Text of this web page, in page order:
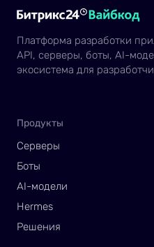
Платформа разработки
API, серверы, боты, AI-
экосистема для
Продукты
Серверы
Боты
AI-модели
Hermes
Решения